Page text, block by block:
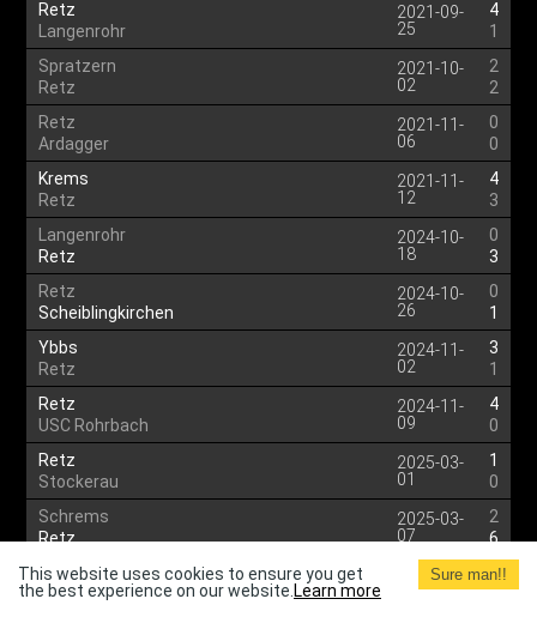
Retz
Langenrohr
2021-09-
25
4
1
Spratzern
Retz
2021-10-
02
2
2
Retz
Ardagger
2021-11-
06
0
0
Krems
Retz
2021-11-
12
4
3
Langenrohr
Retz
2024-10-
18
0
3
Retz
Scheiblingkirchen
2024-10-
26
0
1
Ybbs
Retz
2024-11-
02
3
1
Retz
USC Rohrbach
2024-11-
09
4
0
Retz
Stockerau
2025-03-
01
1
0
Schrems
Retz
2025-03-
07
2
6
Retz
St. Pölten II
2025-03-
3
0
This website uses cookies to ensure you get
the best experience on our website. Learn more
Sure man!!